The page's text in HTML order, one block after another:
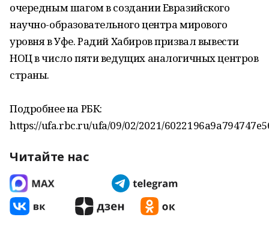
очередным шагом в создании Евразийского
научно-образовательного центра мирового
уровня в Уфе. Радий Хабиров призвал вывести
НОЦ в число пяти ведущих аналогичных центров
страны.
Подробнее на РБК:
https://ufa.rbc.ru/ufa/09/02/2021/
Читайте нас